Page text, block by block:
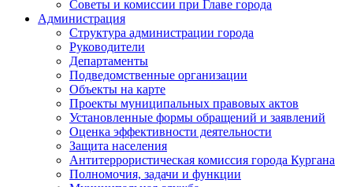
Советы и комиссии при Главе города
Администрация
Структура администрации города
Руководители
Департаменты
Подведомственные организации
Объекты на карте
Проекты муниципальных правовых актов
Установленные формы обращений и заявлений
Оценка эффективности деятельности
Защита населения
Антитеррористическая комиссия города Кургана
Полномочия, задачи и функции